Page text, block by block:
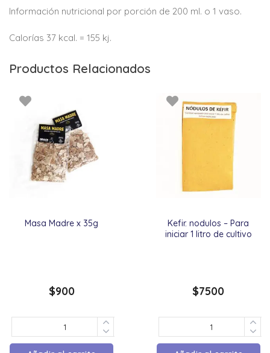
Información nutricional por porción de 200 ml. o 1 vaso.
Calorías 37 kcal. = 155 kj.
Productos Relacionados
Masa Madre x 35g
$900
Kefir. nodulos – Para
iniciar 1 litro de cultivo
$7500